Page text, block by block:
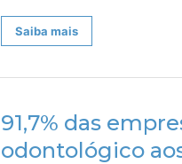
Saiba mais
91,7% das
odontológico